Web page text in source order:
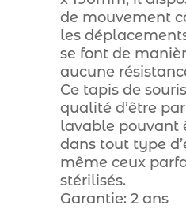
de mouvement
les
se font de
aucune
Ce tapis de
qualité d’être
lavable pouvant
dans tout type
même ceux
stérilisés.
Garantie: 2 ans